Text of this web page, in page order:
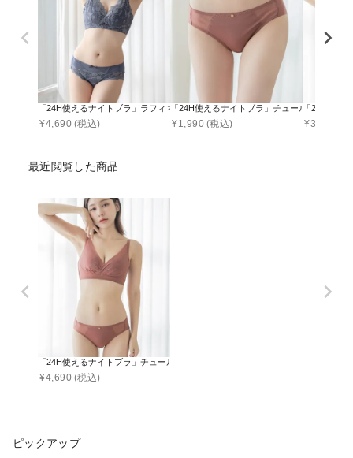
「24H使えるナイトブラ」ラフィネレースブラ&ショーツ
¥4,690 (税込)
「24H使えるナイトブラ」チュールフルバッ
¥1,990 (税込)
「24H使え
¥3,690
最近閲覧した商品
「24H使えるナイトブラ」チュールノンワイヤーブラ&ショーツ
¥4,690 (税込)
ピックアップ